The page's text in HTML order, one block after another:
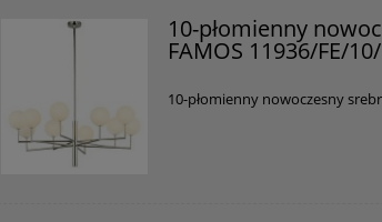
10-płomienny
FAMOS 11936/FE/
10-płomienny nowoczesny